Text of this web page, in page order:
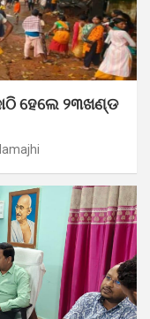
ହେଲେ ୨୩ଖଣ୍ଡ